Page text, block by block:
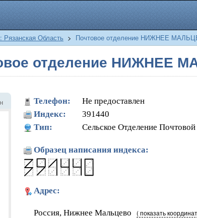
Рязанская Область > Почтовое отделение НИЖНЕЕ
отделение НИЖНЕЕ
Телефон:
Не предоставлен
Индекс:
391440
Тип:
Сельское Отделение Почтовой
Образец написания индекса:
Адрес:
Россия, Нижнее Мальцево ( показать